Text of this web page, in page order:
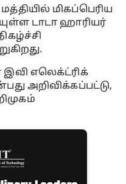
மிகப்பெரிய
டாடா ஹாரியர்
இவி எலெக்ட்ரிக்
அறிவிக்கப்பட்டு,